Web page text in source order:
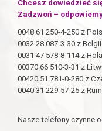
Chcesz dowiedzieć
Zadzwoń –
0048 61 250-4-250 z
0032 28 087-3-30 z Belgii
0031 47 578-8-114 z
00370 66 510-3-31 z
00420 51 781-0-280 z
0040 31 229-57-25 z
Nasze telefony czynne